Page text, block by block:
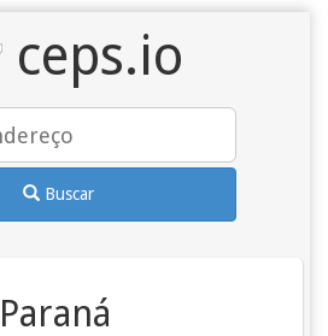
ceps.io
Buscar
Paraná